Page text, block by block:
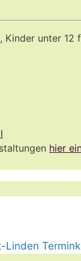
unter 12
hier